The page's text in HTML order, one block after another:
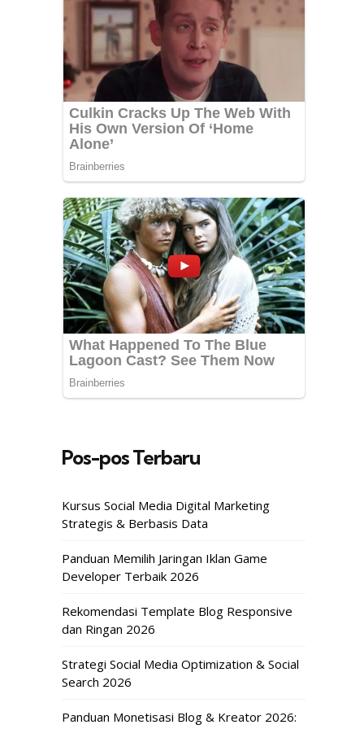
Pos-pos Terbaru
Kursus Social Media Digital Marketing
Strategis & Berbasis Data
Panduan Memilih Jaringan Iklan Game
Developer Terbaik 2026
Rekomendasi Template Blog Responsive
dan Ringan 2026
Strategi Social Media Optimization & Social
Search 2026
Panduan Monetisasi Blog & Kreator 2026: